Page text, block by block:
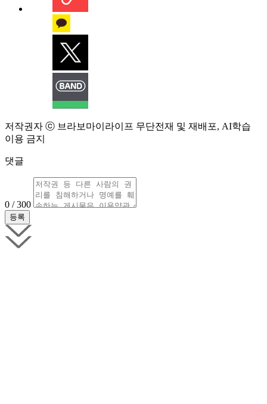
저작권자 ⓒ 브라보마이라이프 무단전재 및 재배포, AI학습
이용 금지
댓글
0 / 300